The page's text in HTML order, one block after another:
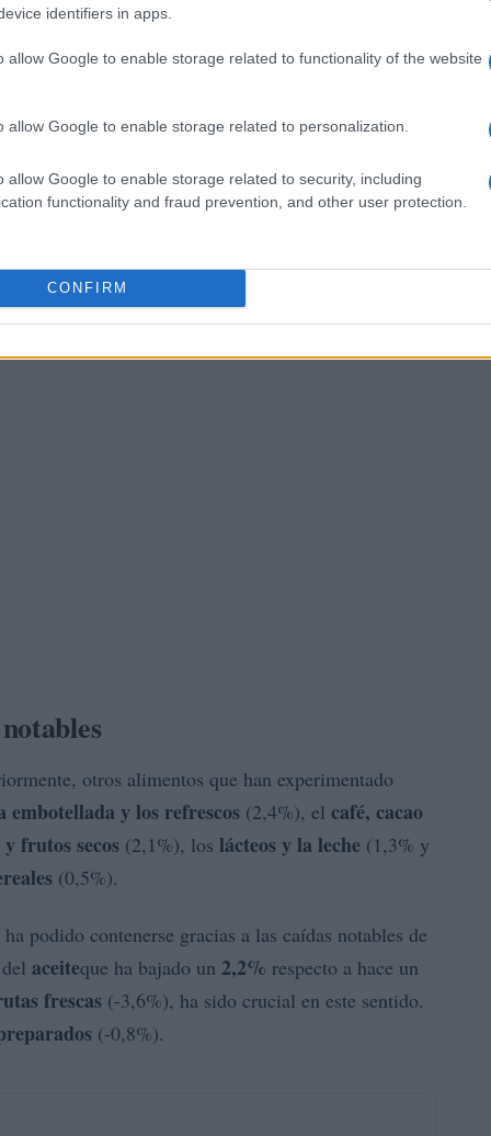
identifiers in apps.
allow Google to enable storage related to functionality of the website
allow Google to enable storage related to personalization.
allow Google to enable storage related to security, including
functionality and fraud prevention, and other user protection.
CONFIRM
doméstica destinada a la alimentación se
los precios de mayo de 2026 con los del
y verduras
un3,8%.
significativas en el último año son lascarnes
de ave (3,8%) y el tabaco (5,8%). En cambio,
otros alimentos que han experimentado
embotellada y los refrescos (2,4%), el café, cacao
frutos secos (2,1%), los lácteos y la leche (1,3% y
(0,5%).
podido contenerse gracias a las caídas notables de
aceiteque ha bajado un 2,2% respecto a hace un
frescas (-3,6%), ha sido crucial en este sentido.
(-0,8%).